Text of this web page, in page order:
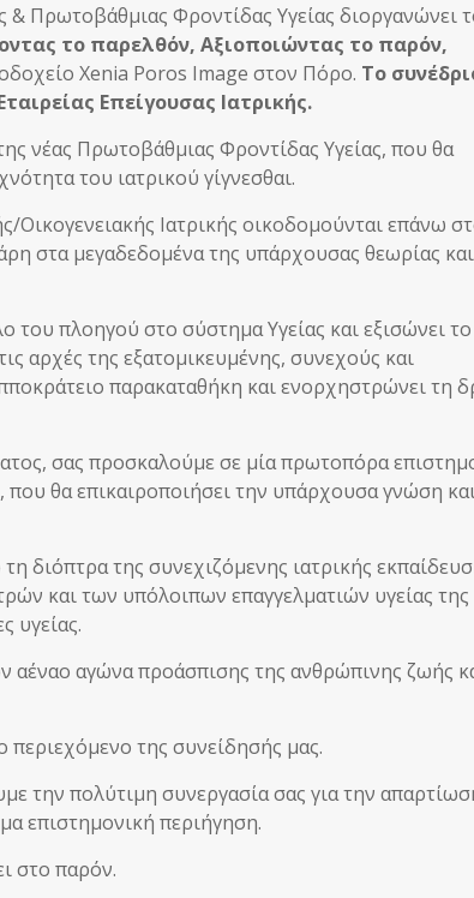
& Πρωτοβάθμιας Φροντίδας Υγείας διοργανώνει
το παρελθόν, Αξιοποιώντας το παρόν,
Xenia Poros Image στον Πόρο. Το
Επείγουσας Ιατρικής.
νέας Πρωτοβάθμιας Φροντίδας Υγείας, που θα
του ιατρικού γίγνεσθαι.
Οικογενειακής Ιατρικής οικοδομούνται επάνω
στα μεγαδεδομένα της υπάρχουσας θεωρίας και
πλοηγού στο σύστημα Υγείας και εξισώνει το
αρχές της εξατομικευμένης, συνεχούς και
παρακαταθήκη και ενορχηστρώνει τη
σας προσκαλούμε σε μία πρωτοπόρα
θα επικαιροποιήσει την υπάρχουσα γνώση
διόπτρα της συνεχιζόμενης ιατρικής
και των υπόλοιπων επαγγελματιών υγείας της
υγείας.
αγώνα προάσπισης της ανθρώπινης ζωής
της συνείδησής μας.
την πολύτιμη συνεργασία σας για την
επιστημονική περιήγηση.
στο παρόν.